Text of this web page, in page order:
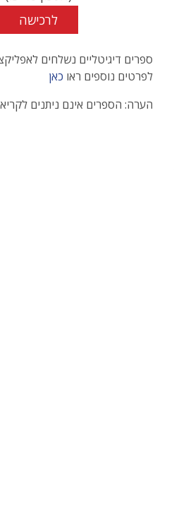
לרכישה
לפרטים נוספים ראו כאן
הערה: הספרים אינם ניתנים